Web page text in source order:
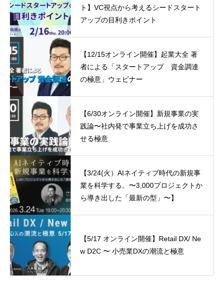
ト】VC視点から考えるシードスタート
アップの目利きポイント
【12/15オンライン開催】起業大全 著
者による「スタートアップ 資金調達
の極意」ウェビナー
【6/30オンライン開催】新規事業の実
践論〜社内発で事業立ち上げを成功さ
せる極意
【3/24(火）AIネイティブ時代の新規事
業を科学する。〜3,000プロジェクトか
ら導き出した「最新の型」〜】
【5/17 オンライン開催】Retail DX/ Ne
w D2C 〜 小売業DXの潮流と極意